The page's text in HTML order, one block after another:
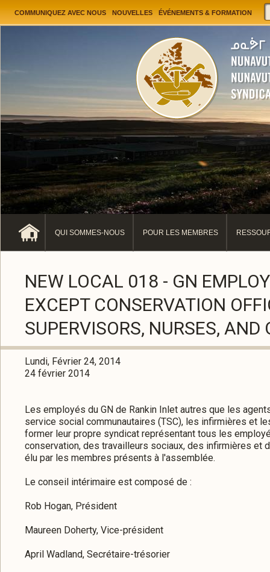
Jump to navigation
User menu
COMMUNIQUEZ AVEC NOUS NOUVELLES ÉVÉNEMENTS & FORMATION
QUI SOMMES-NOUS POUR LES MEMBRES
NEW LOCAL 018 - GN
EXCEPT CONSERVATION
SUPERVISORS, NURSES, AND
Lundi, Février 24, 2014
24 février 2014
Les employés du GN de Rankin Inlet autres que les
service social communautaires (TSC), les infirmières et
former leur propre syndicat représentant tous les
conservation, des travailleurs sociaux, des infirmières et
élu par les membres présents à l'assemblée.
Le conseil intérimaire est composé de :
Rob Hogan, Président
Maureen Doherty, Vice-président
April Wadland, Secrétaire-trésorier